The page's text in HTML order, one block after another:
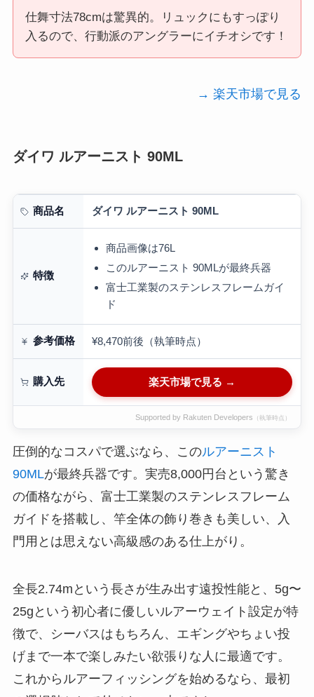
仕舞寸法78cmは驚異的。リュックにもすっぽり
入るので、行動派のアングラーにイチオシです！
→ 楽天市場で見る
ダイワ ルアーニスト 90ML
商品名 ダイワ ルアーニスト 90ML
特徴
商品画像は76L
このルアーニスト 90MLが最終兵器
富士工業製のステンレスフレームガイ
ド
参考価格 ¥8,470前後（執筆時点）
購入先 楽天市場で見る →
Supported by Rakuten Developers （執筆時点）
圧倒的なコスパで選ぶなら、このルアーニスト
90MLが最終兵器です。実売8,000円台という驚き
の価格ながら、富士工業製のステンレスフレーム
ガイドを搭載し、竿全体の飾り巻きも美しい、入
門用とは思えない高級感のある仕上がり。
全長2.74mという長さが生み出す遠投性能と、5g〜
25gという初心者に優しいルアーウェイト設定が特
徴で、シーバスはもちろん、エギングやちょい投
げまで一本で楽しみたい欲張りな人に最適です。
これからルアーフィッシングを始めるなら、最初